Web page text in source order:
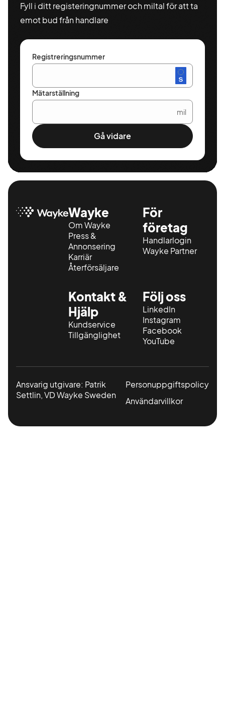
Fyll i ditt registeringnummer och miltal för att ta
emot bud från handlare
Registreringsnummer
Mätarställning
mil
Gå vidare
Wayke
Om Wayke
Press &
Annonsering
Karriär
Återförsäljare
För
företag
Handlarlogin
Wayke Partner
Kontakt &
Hjälp
Kundservice
Tillgänglighet
Följ oss
LinkedIn
Instagram
Facebook
YouTube
Ansvarig utgivare: Patrik
Settlin, VD Wayke Sweden
Personuppgiftspolicy
Användarvillkor